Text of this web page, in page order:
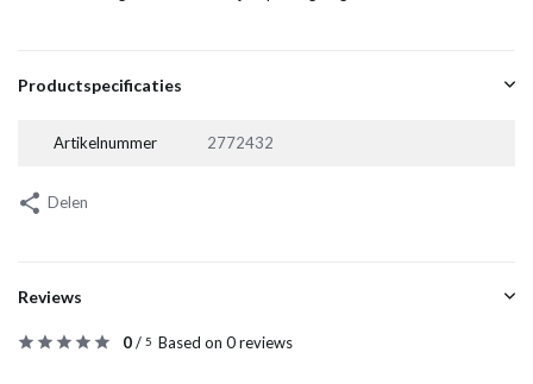
Productspecificaties
Artikelnummer 2772432
Delen
Reviews
0/ 5 Based on 0 reviews